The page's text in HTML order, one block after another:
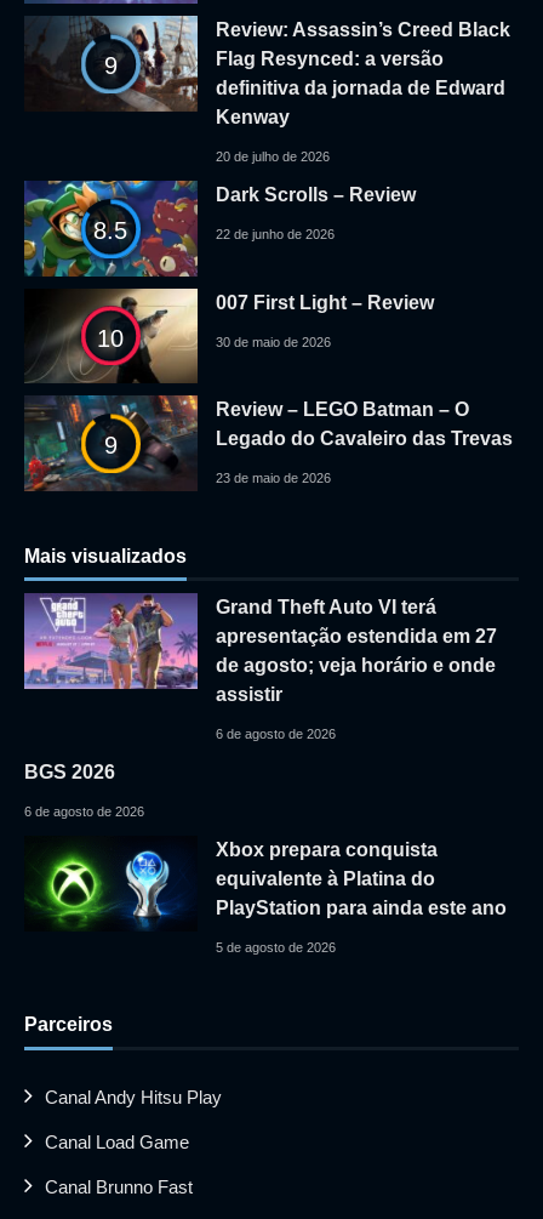
9
Review: Assassin’s Creed Black
Flag Resynced: a versão
definitiva da jornada de Edward
Kenway
20 de julho de 2026
8.5
Dark Scrolls – Review
22 de junho de 2026
10
007 First Light – Review
30 de maio de 2026
9
Review – LEGO Batman – O
Legado do Cavaleiro das Trevas
23 de maio de 2026
Mais visualizados
Grand Theft Auto VI terá
apresentação estendida em 27
de agosto; veja horário e onde
assistir
6 de agosto de 2026
BGS 2026
6 de agosto de 2026
Xbox prepara conquista
equivalente à Platina do
PlayStation para ainda este ano
5 de agosto de 2026
Parceiros
Canal Andy Hitsu Play
Canal Load Game
Canal Brunno Fast